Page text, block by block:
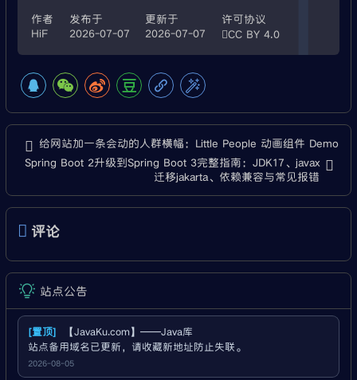
作者
HiF
发布于
2026-07-07
更新于
2026-07-07
许可协议
CC BY 4.0
给网站加一条会动的人群横幅：Little People 动画组件 Demo
Spring Boot 2升级到Spring Boot 3完整指南：JDK17、javax
迁移jakarta、依赖兼容与常见报错
评论
站点公告
[置顶]
【JavaKu.com】——Java库
站点备用域名已更新，请收藏新地址防止失联。
2026-08-05